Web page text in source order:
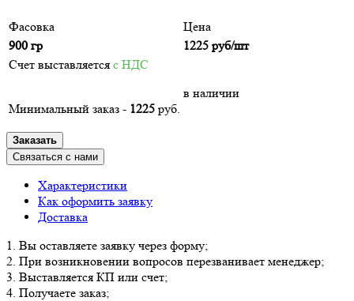
Фасовка
Цена
900 гр
1225 руб/шт
Счет выставляется с НДС
Минимальный заказ - 1225 руб.
в наличии
Заказать
Связаться с нами
Характеристики
Как оформить заявку
Доставка
1. Вы оставляете заявку через форму;
2. При возникновении вопросов перезванивает менеджер;
3. Выставляется КП или счет;
4. Получаете заказ;